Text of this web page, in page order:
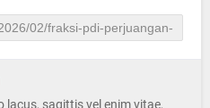
lacus, sagittis vel enim vitae,